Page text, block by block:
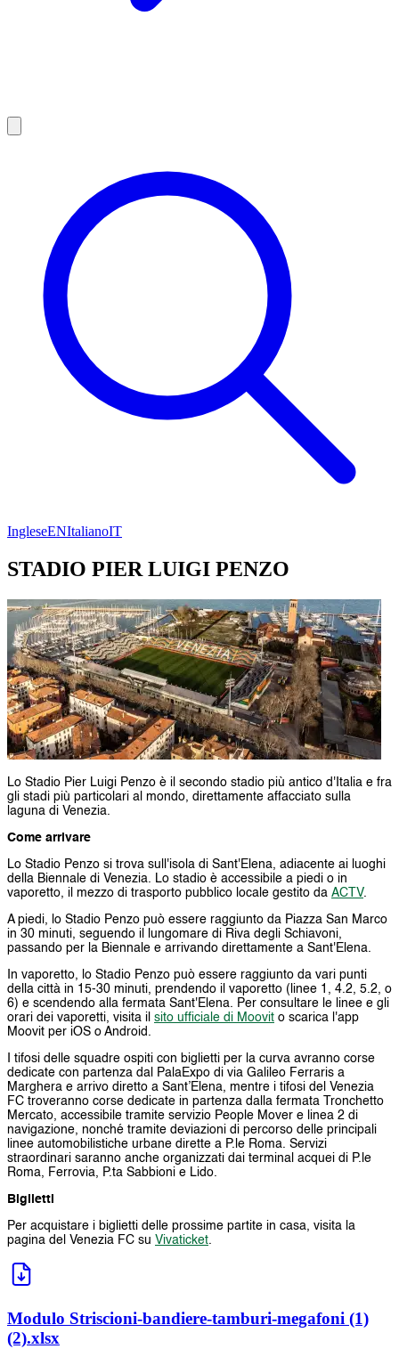
IngleseENItalianoIT
STADIO PIER LUIGI PENZO
Lo Stadio Pier Luigi Penzo è il secondo stadio più antico d'Italia e fra
gli stadi più particolari al mondo, direttamente affacciato sulla
laguna di Venezia.
Come arrivare
Lo Stadio Penzo si trova sull'isola di Sant'Elena, adiacente ai luoghi
della Biennale di Venezia. Lo stadio è accessibile a piedi o in
vaporetto, il mezzo di trasporto pubblico locale gestito da ACTV.
A piedi, lo Stadio Penzo può essere raggiunto da Piazza San Marco
in 30 minuti, seguendo il lungomare di Riva degli Schiavoni,
passando per la Biennale e arrivando direttamente a Sant'Elena.
In vaporetto, lo Stadio Penzo può essere raggiunto da vari punti
della città in 15-30 minuti, prendendo il vaporetto (linee 1, 4.2, 5.2, o
6) e scendendo alla fermata Sant'Elena. Per consultare le linee e gli
orari dei vaporetti, visita il sito ufficiale di Moovit o scarica l'app
Moovit per iOS o Android.
I tifosi delle squadre ospiti con biglietti per la curva avranno corse
dedicate con partenza dal PalaExpo di via Galileo Ferraris a
Marghera e arrivo diretto a Sant’Elena, mentre i tifosi del Venezia
FC troveranno corse dedicate in partenza dalla fermata Tronchetto
Mercato, accessibile tramite servizio People Mover e linea 2 di
navigazione, nonché tramite deviazioni di percorso delle principali
linee automobilistiche urbane dirette a P.le Roma. Servizi
straordinari saranno anche organizzati dai terminal acquei di P.le
Roma, Ferrovia, P.ta Sabbioni e Lido.
Biglietti
Per acquistare i biglietti delle prossime partite in casa, visita la
pagina del Venezia FC su Vivaticket.
Modulo Striscioni-bandiere-tamburi-megafoni (1)
(2).xlsx